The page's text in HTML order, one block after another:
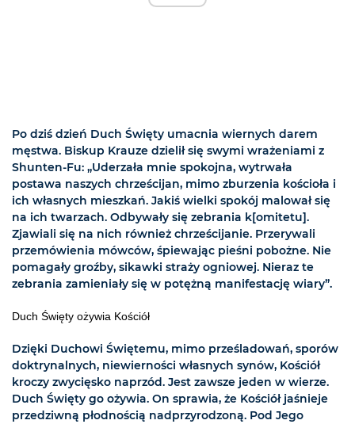
Po dziś dzień Duch Święty umacnia wiernych darem
męstwa. Biskup Krauze dzielił się swymi wrażeniami z
Shunten-Fu: „Uderzała mnie spokojna, wytrwała
postawa naszych chrześcijan, mimo zburzenia kościoła i
ich własnych mieszkań. Jakiś wielki spokój malował się
na ich twarzach. Odbywały się zebrania k[omitetu].
Zjawiali się na nich również chrześcijanie. Przerywali
przemówienia mówców, śpiewając pieśni pobożne. Nie
pomagały groźby, sikawki straży ogniowej. Nieraz te
zebrania zamieniały się w potężną manifestację wiary”.
Duch Święty ożywia Kościół
Dzięki Duchowi Świętemu, mimo prześladowań, sporów
doktrynalnych, niewierności własnych synów, Kościół
kroczy zwycięsko naprzód. Jest zawsze jeden w wierze.
Duch Święty go ożywia. On sprawia, że Kościół jaśnieje
przedziwną płodnością nadprzyrodzoną. Pod Jego